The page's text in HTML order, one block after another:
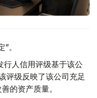
。
人信用评级基于该公
评级反映了该公司充足
的资产质量。